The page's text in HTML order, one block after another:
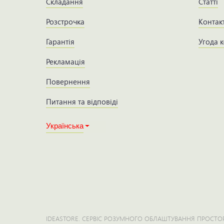
Розстрочка
Гарантія
Рекламація
Повернення
Питання та відповіді
Угода
Українська
IDEASTORE. СЕРВІС РОЗУМНОГО ОБЛАШТУВАННЯ